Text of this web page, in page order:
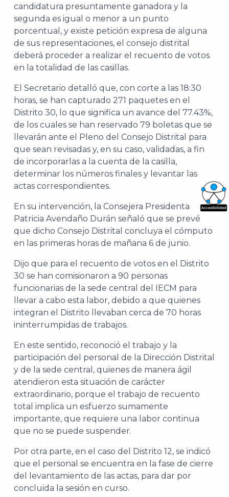
candidatura presuntamente ganadora y la
segunda es igual o menor a un punto
porcentual, y existe petición expresa de alguna
de sus representaciones, el consejo distrital
deberá proceder a realizar el recuento de votos
en la totalidad de las casillas.
El Secretario detalló que, con corte a las 18:30
horas, se han capturado 271 paquetes en el
Distrito 30, lo que significa un avance del 77.43%,
de los cuales se han reservado 79 boletas que se
llevarán ante el Pleno del Consejo Distrital para
que sean revisadas y, en su caso, validadas, a fin
de incorporarlas a la cuenta de la casilla,
determinar los números finales y levantar las
actas correspondientes.
En su intervención, la Consejera Presidenta
Patricia Avendaño Durán señaló que se prevé
que dicho Consejo Distrital concluya el cómputo
en las primeras horas de mañana 6 de junio.
Dijo que para el recuento de votos en el Distrito
30 se han comisionaron a 90 personas
funcionarias de la sede central del IECM para
llevar a cabo esta labor, debido a que quienes
integran el Distrito llevaban cerca de 70 horas
ininterrumpidas de trabajos.
En este sentido, reconoció el trabajo y la
participación del personal de la Dirección Distrital
y de la sede central, quienes de manera ágil
atendieron esta situación de carácter
extraordinario, porque el trabajo de recuento
total implica un esfuerzo sumamente
importante, que requiere una labor continua
que no se puede suspender.
Por otra parte, en el caso del Distrito 12, se indicó
que el personal se encuentra en la fase de cierre
del levantamiento de las actas, para dar por
concluida la sesión en curso.